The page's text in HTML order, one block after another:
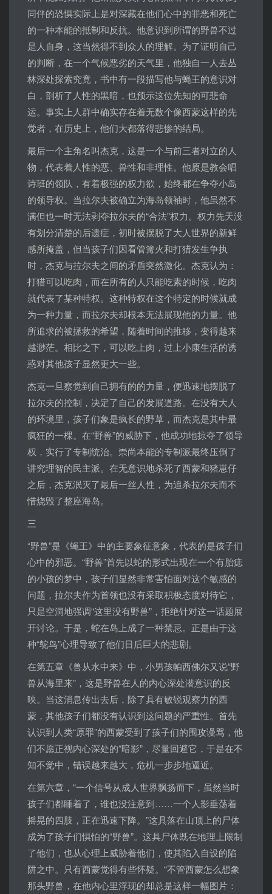
同伴的恐惧实际上是对深藏在他们心中的罪恶和死亡
的一种本能的抵制和反抗。他意识到所谓的野兽不过
是人自身，这当然得不到众人的理解。为了证明自己
的判断，在一个气候恶劣的天气里，他独自一人去丛
林深处探索究竟，书中有一段描写他与蝇王的意识对
白，剖析了人性的黑暗，也预示这位先知的可悲命
运。事实上人群中确实存在着无数个像西蒙这样的先
觉者，在历史上，他们大都落得悲惨的结局。
最后一个主角名叫杰克，这是一个与前三者对立的人
物，代表着人性的恶、兽性和非理性。他原是教会唱
诗班的领队，有着极强的权力欲，始终都在争夺小岛
的领导权。当拉尔夫被确立为海岛领袖时，他虽然不
满但也一时无法剥夺拉尔夫的“合法”权力。权力先天没
有划分清楚的后遗症，初时被摆脱了大人世界的新鲜
感所掩盖，但当孩子们因看管篝火和打猎发生争执
时，杰克与拉尔夫之间的矛盾突然激化。杰克认为：
打猎可以吃肉，而在所有的人只能吃素的时候，吃肉
就代表了某种特权。这种特权在这个特定的时候就成
为一种力量，而拉尔夫却根本无法展现他的力量。他
所追求的被拯救的希望，随着时间的推移，变得越来
越渺茫。相比之下，可以吃上肉，过上小康生活的诱
惑对其他孩子显然更大一些。
杰克一旦察觉到自己拥有的的力量，便迅速地摆脱了
拉尔夫的控制，决定了自己的发展道路。在没有大人
的环境里，孩子们象是疯长的野草，而杰克是其中最
疯狂的一棵。在“野兽”的威胁下，他成功地掠夺了领导
权，实行了专制统治。崇尚本能的专制派最终压倒了
讲究理智的民主派。在无意识地杀死了西蒙和猪崽仔
之后，杰克泯灭了最后一丝人性，为追杀拉尔夫而不
惜烧毁了整座海岛。
三
“野兽”是《蝇王》中的主要象征意象，代表的是孩子们
心中的邪恶。“野兽”首先以蛇的形式出现在一个有胎痣
的小孩的梦中，孩子们显然非常害怕面对这个敏感的
问题，拉尔夫作为首领也没有采取积极态度对待它，
只是空洞地强调“这里没有野兽”，拒绝针对这一话题展
开讨论。于是，蛇在岛上成了一种禁忌。正是由于这
种“鸵鸟”心理导致了他们日后巨大的悲剧。
在第五章《兽从水中来》中，小男孩帕西佛尔又说“野
兽从海里来”，这是野兽在人的内心深处潜意识的反
映。当这消息传出去后，除了具有敏锐观察力的西
蒙，其他孩子们都没有认识到这问题的严重性。首先
认识到人类“原罪”的西蒙受到了孩子们的围攻谩骂，他
们不愿正视内心深处的“暗影”，尽量回避它，于是在不
知不觉中，错误越来越大，危机一步步地逼近。
在第六章，“一个信号从成人世界飘扬而下，虽然当时
孩子们都睡着了，谁也没注意到……一个人影垂荡着
摇晃的四肢，正在迅速下降。”这具落在山顶上的尸体
成为了孩子们惧怕的“野兽”。这具尸体既在地理上限制
了他们，也从心理上威胁着他们，使其陷入自设的陷
阱之中。只有西蒙觉得有些怀疑。“不管西蒙怎么想象
那头野兽，在他内心里浮现的却总是这样一幅图片：